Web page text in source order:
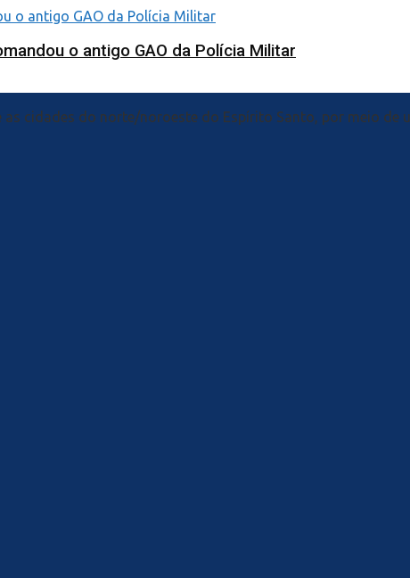
o antigo GAO da Polícia Militar
cidades do norte/noroeste do Espírito Santo, por meio de